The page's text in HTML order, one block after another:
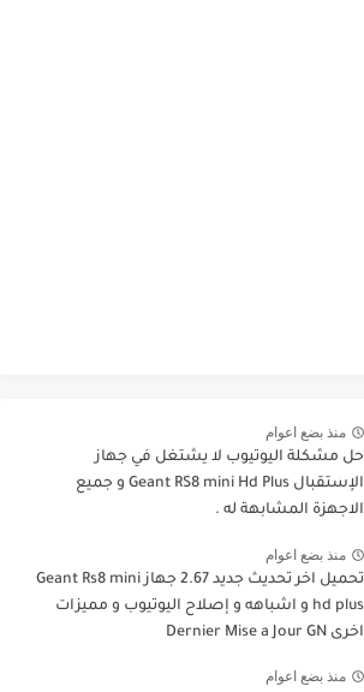
منذ بضع اعوام
حل مشكلة اليوتيوب لا يشتغل في جهاز
الإستقبال Geant RS8 mini Hd Plus و جميع
الاجهزة المشابهة له .
منذ بضع اعوام
تحميل اخر تحديث جديد 2.67 جهاز Geant Rs8 mini
hd plus و اشباهه و إصلاح اليوتيوب و مميزات
اخرى Dernier Mise a Jour GN
منذ بضع اعوام